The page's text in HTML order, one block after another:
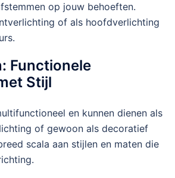
op jouw behoeften.
of als hoofdverlichting
Functionele
Stijl
en kunnen dienen als
of gewoon als decoratief
scala aan stijlen en maten die